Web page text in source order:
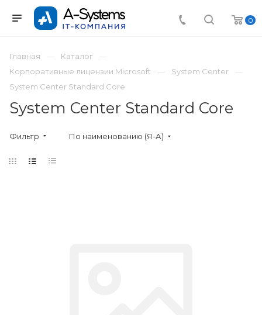
0
Главная
Каталог
Корпоративные лицензии Microsoft
System Center
System Center Standard Core
System Center Standard Core
Фильтр По наименованию (Я-А)